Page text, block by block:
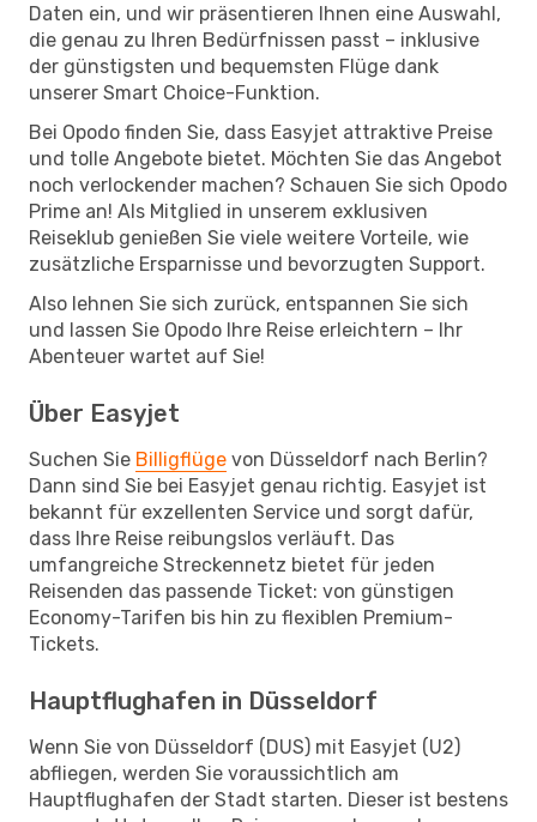
Daten ein, und wir präsentieren Ihnen eine Auswahl,
die genau zu Ihren Bedürfnissen passt – inklusive
der günstigsten und bequemsten Flüge dank
unserer Smart Choice-Funktion.
Bei Opodo finden Sie, dass Easyjet attraktive Preise
und tolle Angebote bietet. Möchten Sie das Angebot
noch verlockender machen? Schauen Sie sich Opodo
Prime an! Als Mitglied in unserem exklusiven
Reiseklub genießen Sie viele weitere Vorteile, wie
zusätzliche Ersparnisse und bevorzugten Support.
Also lehnen Sie sich zurück, entspannen Sie sich
und lassen Sie Opodo Ihre Reise erleichtern – Ihr
Abenteuer wartet auf Sie!
Über Easyjet
Suchen Sie Billigflüge von Düsseldorf nach Berlin?
Dann sind Sie bei Easyjet genau richtig. Easyjet ist
bekannt für exzellenten Service und sorgt dafür,
dass Ihre Reise reibungslos verläuft. Das
umfangreiche Streckennetz bietet für jeden
Reisenden das passende Ticket: von günstigen
Economy-Tarifen bis hin zu flexiblen Premium-
Tickets.
Hauptflughafen in Düsseldorf
Wenn Sie von Düsseldorf (DUS) mit Easyjet (U2)
abfliegen, werden Sie voraussichtlich am
Hauptflughafen der Stadt starten. Dieser ist bestens